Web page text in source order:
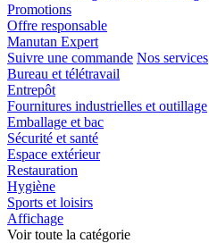
Promotions
Offre responsable
Manutan Expert
Suivre une commande Nos services
Bureau et télétravail
Entrepôt
Fournitures industrielles et outillage
Emballage et bac
Sécurité et santé
Espace extérieur
Restauration
Hygiène
Sports et loisirs
Affichage
Voir toute la catégorie